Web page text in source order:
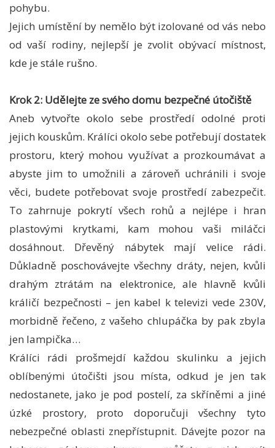
pohybu.
Jejich umístění by nemělo být izolované od vás nebo
od vaší rodiny, nejlepší je zvolit obývací místnost,
kde je stále rušno.
Krok 2: Udělejte ze svého domu bezpečné útočiště
Aneb vytvořte okolo sebe prostředí odolné proti
jejich kouskům. Králíci okolo sebe potřebují dostatek
prostoru, který mohou využívat a prozkoumávat a
abyste jim to umožnili a zároveň uchránili i svoje
věci, budete potřebovat svoje prostředí zabezpečit.
To zahrnuje pokrytí všech rohů a nejlépe i hran
plastovými krytkami, kam mohou vaši miláčci
dosáhnout. Dřevěný nábytek mají velice rádi.
Důkladně poschovávejte všechny dráty, nejen, kvůli
drahým ztrátám na elektronice, ale hlavně kvůli
králičí bezpečnosti – jen kabel k televizi vede 230V,
morbidně řečeno, z vašeho chlupáčka by pak zbyla
jen lampička…
Králíci rádi prošmejdí každou skulinku a jejich
oblíbenými útočišti jsou místa, odkud je jen tak
nedostanete, jako je pod postelí, za skříněmi a jiné
úzké prostory, proto doporučuji všechny tyto
nebezpečné oblasti znepřístupnit. Dávejte pozor na